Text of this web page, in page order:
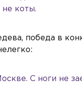
не коты.
победа в
С ноги не